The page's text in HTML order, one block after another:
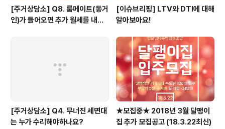
[주거상담소] Q8. 룸메이트(동거
인)가 들어오면 추가 월세를 내야
[이슈브리핑] LTV와 DTI에 대해
알아보아요!
[주거상담소] Q4. 무너진 세면대
는 누가 수리해야하나요?
★모집중★ 2018년 3월 달팽이
집 추가 모집공고 (18.3.22최신)